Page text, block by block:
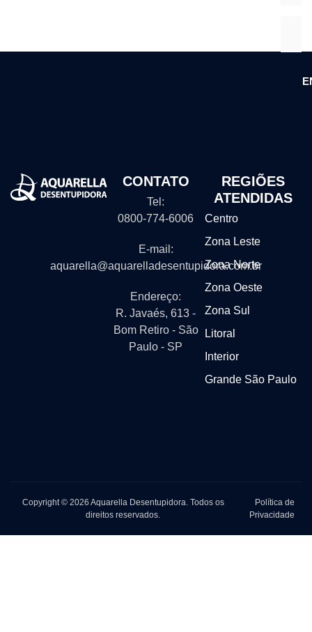
CONTATO
Tel:
0800-774-6006
E-mail:
aquarella@aquarelladesentupidora.com.br
Endereço:
R. Javaés, 613 -
Bom Retiro - São
Paulo - SP
REGIÕES
ATENDIDAS
Centro
Zona Leste
Zona Norte
Zona Oeste
Zona Sul
Litoral
Interior
Grande São Paulo
Copyright © 2026 Aquarella Desentupidora. Todos os
direitos reservados.
Política de
Privacidade